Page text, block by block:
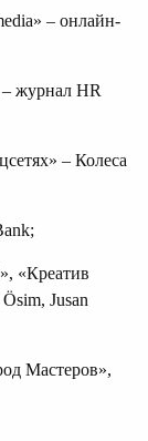
– онлайн-
журнал HR
– Колеса
«Креатив
Jusan
Мастеров»,